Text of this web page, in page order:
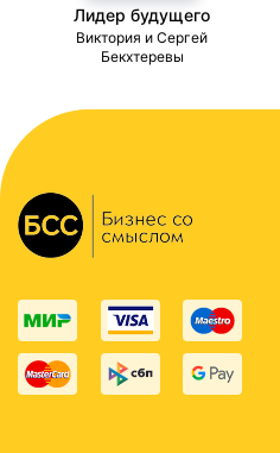
Лидер будущего
Виктория и Сергей
Бекхтеревы